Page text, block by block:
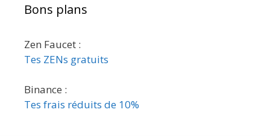
Bons plans
Zen Faucet :
Tes ZENs gratuits
Binance :
Tes frais réduits de 10%